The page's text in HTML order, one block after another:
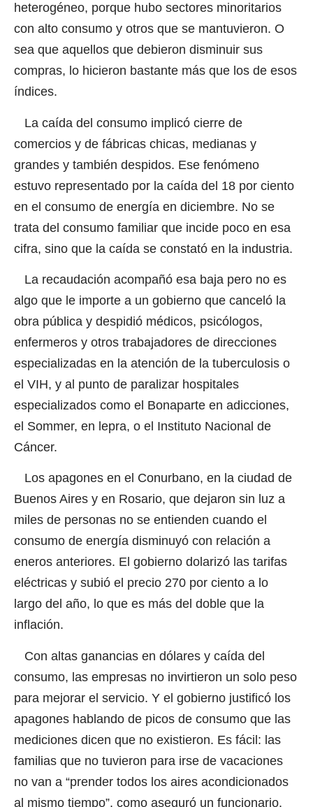
heterogéneo, porque hubo sectores minoritarios
con alto consumo y otros que se mantuvieron. O
sea que aquellos que debieron disminuir sus
compras, lo hicieron bastante más que los de esos
índices.
La caída del consumo implicó cierre de
comercios y de fábricas chicas, medianas y
grandes y también despidos. Ese fenómeno
estuvo representado por la caída del 18 por ciento
en el consumo de energía en diciembre. No se
trata del consumo familiar que incide poco en esa
cifra, sino que la caída se constató en la industria.
La recaudación acompañó esa baja pero no es
algo que le importe a un gobierno que canceló la
obra pública y despidió médicos, psicólogos,
enfermeros y otros trabajadores de direcciones
especializadas en la atención de la tuberculosis o
el VIH, y al punto de paralizar hospitales
especializados como el Bonaparte en adicciones,
el Sommer, en lepra, o el Instituto Nacional de
Cáncer.
Los apagones en el Conurbano, en la ciudad de
Buenos Aires y en Rosario, que dejaron sin luz a
miles de personas no se entienden cuando el
consumo de energía disminuyó con relación a
eneros anteriores. El gobierno dolarizó las tarifas
eléctricas y subió el precio 270 por ciento a lo
largo del año, lo que es más del doble que la
inflación.
Con altas ganancias en dólares y caída del
consumo, las empresas no invirtieron un solo peso
para mejorar el servicio. Y el gobierno justificó los
apagones hablando de picos de consumo que las
mediciones dicen que no existieron. Es fácil: las
familias que no tuvieron para irse de vacaciones
no van a “prender todos los aires acondicionados
al mismo tiempo”, como aseguró un funcionario.